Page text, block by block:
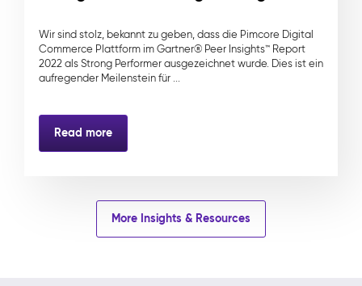
Wir sind stolz, bekannt zu geben, dass die Pimcore Digital
Commerce Plattform im Gartner® Peer Insights™ Report
2022 als Strong Performer ausgezeichnet wurde. Dies ist ein
aufregender Meilenstein für ...
Read more
More Insights & Resources